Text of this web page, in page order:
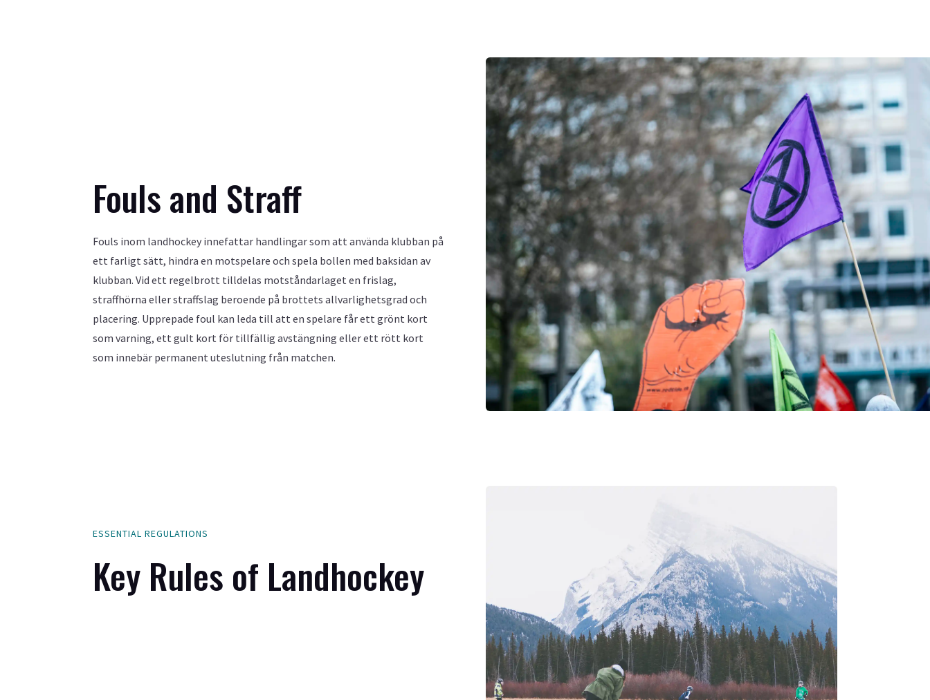
Fouls and Straff
Fouls inom landhockey innefattar handlingar som att använda klubban på
ett farligt sätt, hindra en motspelare och spela bollen med baksidan av
klubban. Vid ett regelbrott tilldelas motståndarlaget en frislag,
straffhörna eller straffslag beroende på brottets allvarlighetsgrad och
placering. Upprepade foul kan leda till att en spelare får ett grönt kort
som varning, ett gult kort för tillfällig avstängning eller ett rött kort
som innebär permanent uteslutning från matchen.
ESSENTIAL REGULATIONS
Key Rules of Landhockey